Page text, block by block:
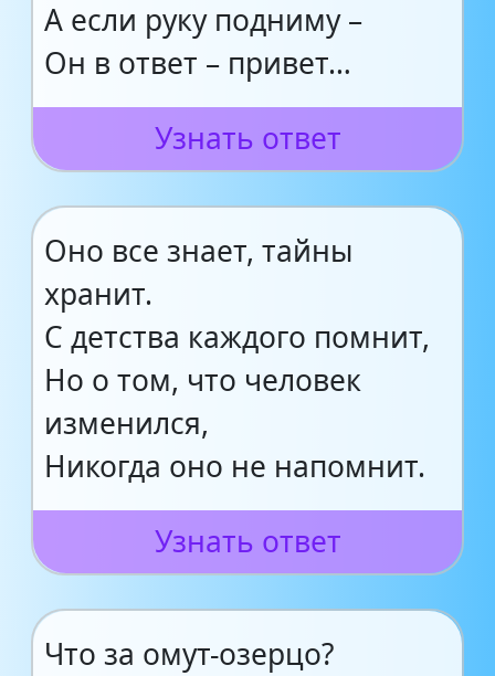
А если руку подниму –
Он в ответ – привет…
Узнать ответ
Оно все знает, тайны
хранит.
С детства каждого помнит,
Но о том, что человек
изменился,
Никогда оно не напомнит.
Узнать ответ
Что за омут-озерцо?